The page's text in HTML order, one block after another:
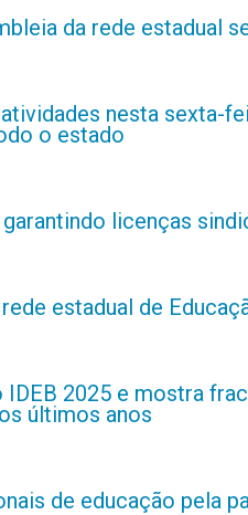
da rede estadual
nesta sexta-
o estado
licenças
estadual de
IDEB 2025 e mostra
últimos anos
de educação pela